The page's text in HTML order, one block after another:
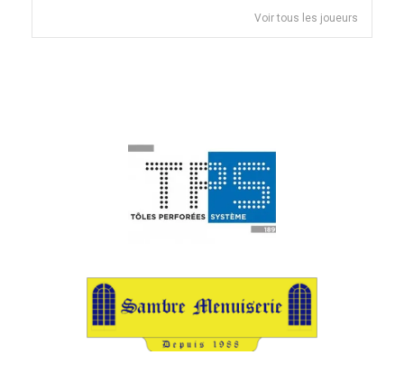
Voir tous les joueurs